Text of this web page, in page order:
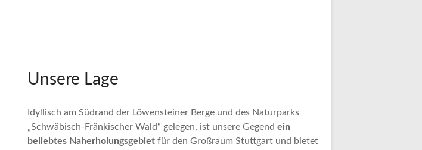
Unsere Lage
Idyllisch am Südrand der Löwensteiner Berge und des Naturparks
„Schwäbisch-Fränkischer Wald“ gelegen, ist unsere Gegend ein
beliebtes Naherholungsgebiet für den Großraum Stuttgart und bietet